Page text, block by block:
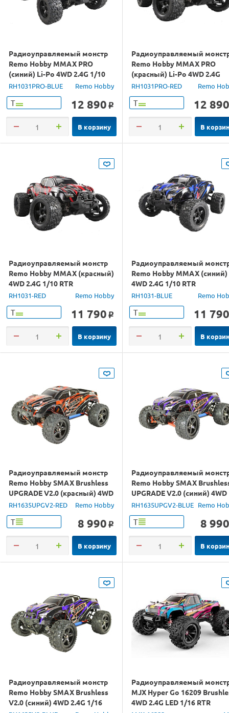
Радиоуправляемый монстр
Remo Hobby MMAX PRO
(синий) Li-Po 4WD 2.4G 1/10
RTR
RH1031PRO-BLUE Remo Hobby
Т 12 890 o
В корзину
Радиоуправляемый
Remo Hobby MMAX PRO
(красный) Li-Po 4WD 2.4G
1/10 RTR
RH1031PRO-RED Remo
Т 12 890
В
Радиоуправляемый монстр
Remo Hobby MMAX (красный)
4WD 2.4G 1/10 RTR
RH1031-RED Remo Hobby
Т 11 790 o
В корзину
Радиоуправляемый
Remo Hobby MMAX (синий)
4WD 2.4G 1/10 RTR
RH1031-BLUE Remo
Т 11 790
В
Радиоуправляемый монстр
Remo Hobby SMAX Brushless
UPGRADE V2.0 (красный) 4WD
2.4G 1/16 RTR
RH1635UPGV2-RED Remo Hobby
Т 8 990 o
В корзину
Радиоуправляемый
Remo Hobby SMAX
UPGRADE V2.0 (синий) 4WD
2.4G 1/16 RTR
RH1635UPGV2-BLUE Remo
Т 8 990
В
Радиоуправляемый монстр
Remo Hobby SMAX Brushless
V2.0 (синий) 4WD 2.4G 1/16
Радиоуправляемый
MJX Hyper Go 16209
4WD 2.4G LED 1/16 RTR